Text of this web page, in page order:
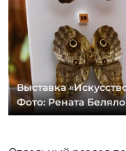
Выставка
Фото: Рената